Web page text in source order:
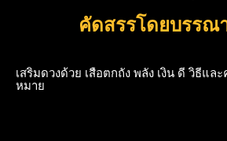
คัดสรรโดยบรรณ
เสริมดวงด้วย เสือตกถัง พลัง เงิน ดี วิธีและ
หมาย